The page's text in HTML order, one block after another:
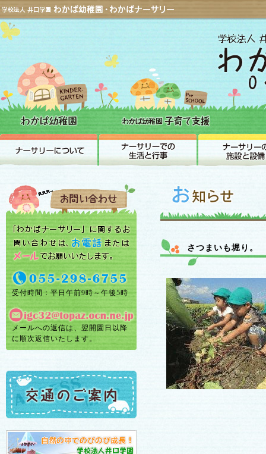
受付時間：平日午前9時～午後5時
メールへの返信は、翌開園日以降
に順次返信いたします。
さつまいも堀り。